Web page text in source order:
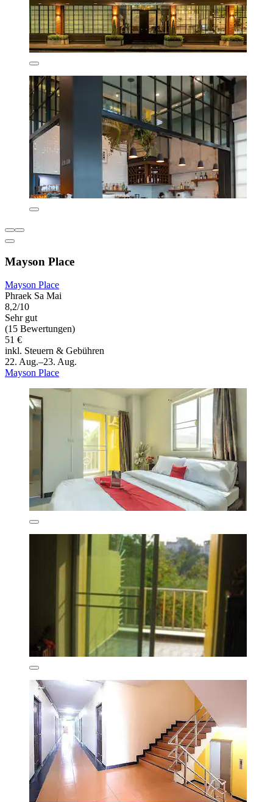
Mayson Place
Mayson Place
Phraek Sa Mai
8,2/10
Sehr gut
(15 Bewertungen)
51 €
inkl. Steuern & Gebühren
22. Aug.–23. Aug.
Mayson Place